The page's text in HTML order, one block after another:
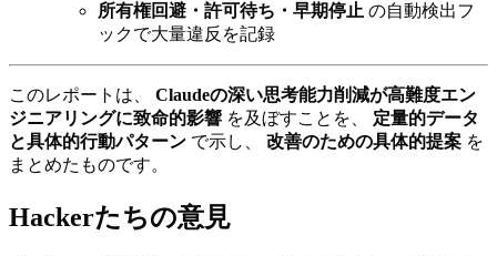
所有権回避・許可待ち・早期停止 の自動検出フ
ックで大量違反を記録
このレポートは、 Claudeの深い思考能力削減が高難度エン
ジニアリングに致命的影響 を及ぼすことを、 定量的データ
と具体的行動パターン で示し、 改善のための具体的提案 を
まとめたものです。
Hackerたちの意見